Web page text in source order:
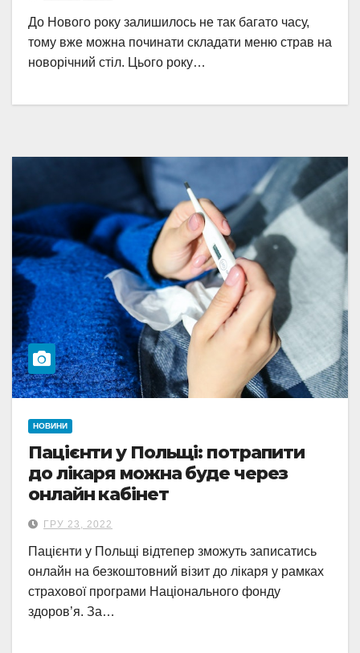
До Нового року залишилось не так багато часу,
тому вже можна починати складати меню страв на
новорічний стіл. Цього року…
НОВИНИ
Пацієнти у Польщі: потрапити
до лікаря можна буде через
онлайн кабінет
ГРУ 23, 2022
Пацієнти у Польщі відтепер зможуть записатись
онлайн на безкоштовний візит до лікаря у рамках
страхової програми Національного фонду
здоров’я. За…